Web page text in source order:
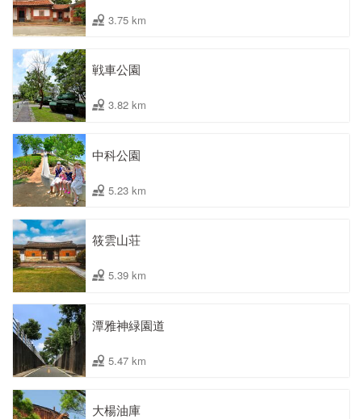
3.75 km
戦車公園
3.82 km
中科公園
5.23 km
筱雲山荘
5.39 km
潭雅神緑園道
5.47 km
大楊油庫